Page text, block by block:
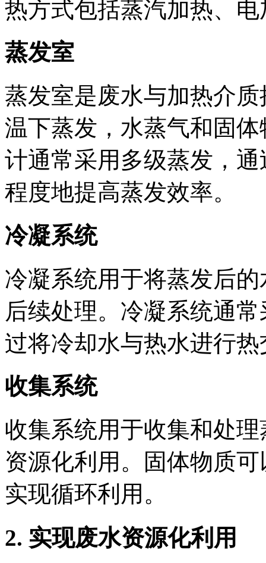
热方式包括蒸汽加热、
蒸发室
蒸发室是废水与加热介
温下蒸发，水蒸气和固
计通常采用多级蒸发，
程度地提高蒸发效率。
冷凝系统
冷凝系统用于将蒸发后
后续处理。冷凝系统通
过将冷却水与热水进行
收集系统
收集系统用于收集和处
资源化利用。固体物质
实现循环利用。
2. 实现废水资源化利用